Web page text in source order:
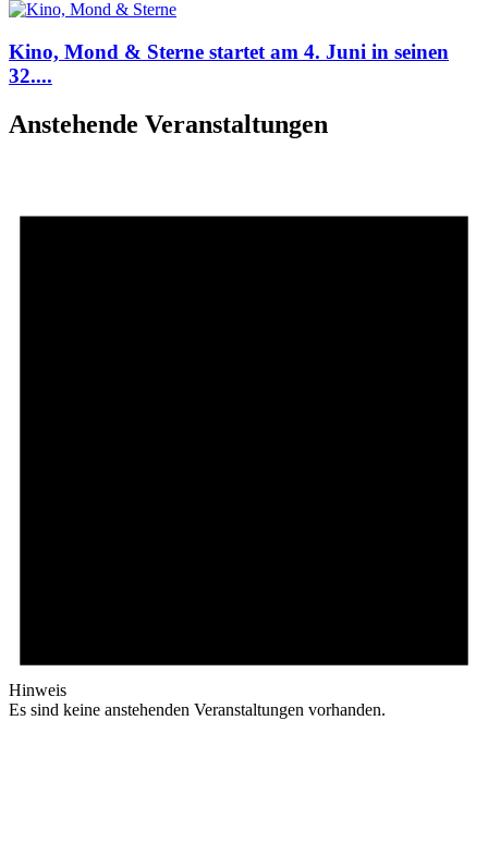
Kino, Mond & Sterne startet am 4. Juni in seinen
32....
Anstehende Veranstaltungen
Hinweis
Es sind keine anstehenden Veranstaltungen vorhanden.